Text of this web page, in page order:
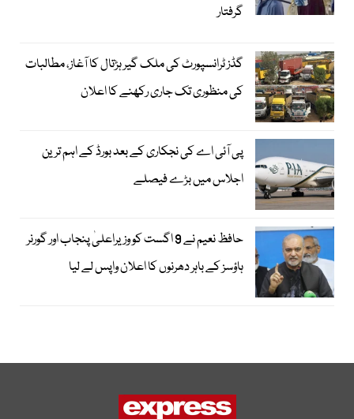
گرفتار
گڈز ٹرانسپورٹ کی ملک گیر ہڑتال کا آغاز، مطالبات
کی منظوری تک جاری رکھنے کا اعلان
پی آئی اے کی نجکاری کے بعد بورڈ کے اہم ترین
اجلاس میں بڑے فیصلے
حافظ نعیم نے 9 اگست کو وزیراعلیٰ پنجاب اور گورنر
ہاؤسز کے باہر دھرنوں کا اعلان واپس لے لیا